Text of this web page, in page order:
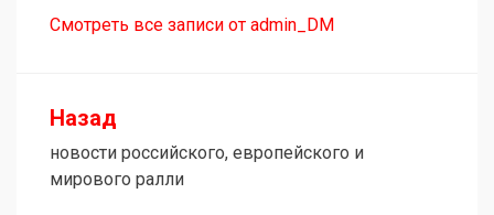
Смотреть все записи от admin_DM
Навигация
по
записям
Назад
новости российского, европейского и
мирового ралли